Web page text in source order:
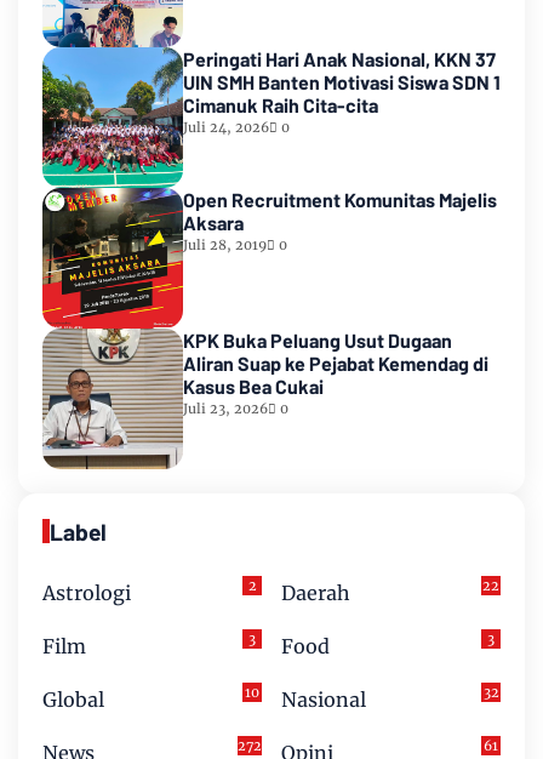
Peringati Hari Anak Nasional, KKN 37
UIN SMH Banten Motivasi Siswa SDN 1
Cimanuk Raih Cita-cita
Juli 24, 2026 0
Open Recruitment Komunitas Majelis
Aksara
Juli 28, 2019 0
KPK Buka Peluang Usut Dugaan
Aliran Suap ke Pejabat Kemendag di
Kasus Bea Cukai
Juli 23, 2026 0
Label
Astrologi 2 Daerah 22
Film 3 Food 3
Global 10 Nasional 32
News 272 Opini 61